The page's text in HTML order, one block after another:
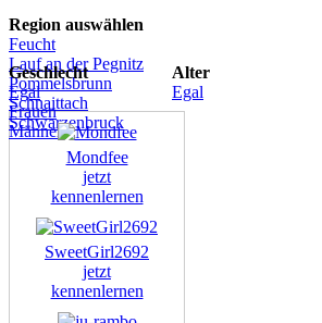
Region auswählen
Feucht
Lauf an der Pegnitz
Pommelsbrunn
Schnaittach
Schwarzenbruck
Geschlecht
Egal
Frauen
Männer
Alter
Egal
Mondfee
jetzt
kennenlernen
SweetGirl2692
jetzt
kennenlernen